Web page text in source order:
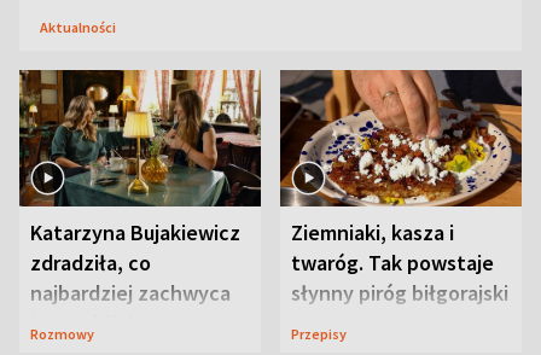
Aktualności
Katarzyna Bujakiewicz
zdradziła, co
najbardziej zachwyca
ją w Lublinie
Rozmowy
Ziemniaki, kasza i
twaróg. Tak powstaje
słynny piróg biłgorajski
Przepisy